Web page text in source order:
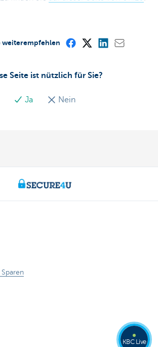
Seite ist nützlich für Sie?
Ja Nein
weiterempfehlen
KBC Live